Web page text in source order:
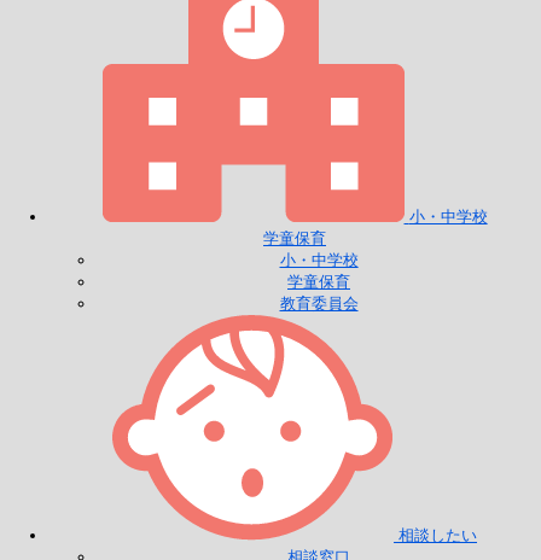
小・中学校
学童保育
小・中学校
学童保育
教育委員会
相談したい